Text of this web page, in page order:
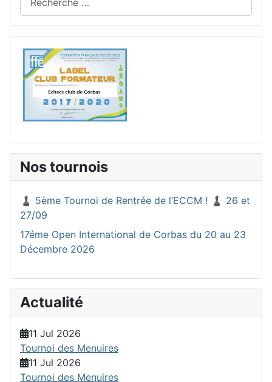
Nos tournois
♟️ 5ème Tournoi de Rentrée de l’ECCM ! ♟️ 26 et
27/09
17éme Open International de Corbas du 20 au 23
Décembre 2026
Actualité
11 Jul 2026
Tournoi des Menuires
11 Jul 2026
Tournoi des Menuires